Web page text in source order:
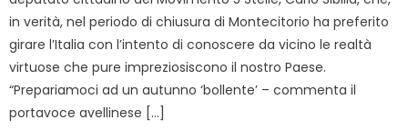
in verità, nel periodo di chiusura di Montecitorio ha preferito
girare l’Italia con l’intento di conoscere da vicino le realtà
virtuose che pure impreziosiscono il nostro Paese.
“Prepariamoci ad un autunno ‘bollente’ – commenta il
portavoce avellinese […]